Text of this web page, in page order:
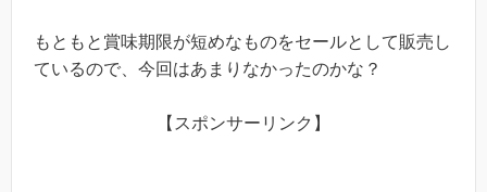
もともと賞味期限が短めなものをセールとして販売し
ているので、今回はあまりなかったのかな？
【スポンサーリンク】